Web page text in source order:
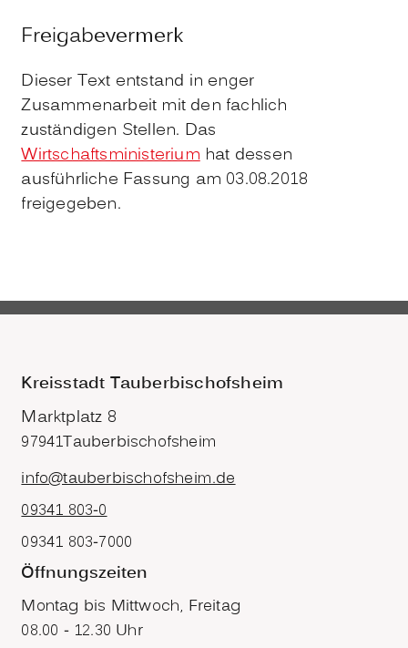
Freigabevermerk
Dieser Text entstand in enger
Zusammenarbeit mit den fachlich
zuständigen Stellen. Das
Wirtschaftsministeriumhat dessen
ausführliche Fassung am 03.08.2018
freigegeben.
Kreisstadt Tauberbischofsheim
Marktplatz 8
97941Tauberbischofsheim
info@tauberbischofsheim.de
09341 803-0
09341 803-7000
Öffnungszeiten
Montag bis Mittwoch, Freitag
08.00 - 12.30 Uhr